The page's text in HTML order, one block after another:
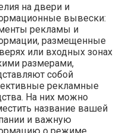
на двери и
вывески:
рекламы и
размещенные
или входных зонах
размерами,
собой
рекламные
На них можно
название вашей
и важную